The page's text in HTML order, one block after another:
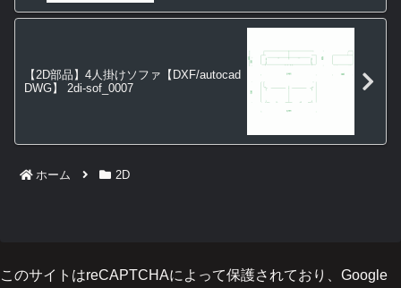
【2D部品】4人掛けソファ【DXF/autocad
DWG】 2di-sof_0007
ホーム 2D
このサイトはreCAPTCHAによって保護されており、Google